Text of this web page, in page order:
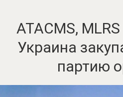
ATACMS,
Украина
партию